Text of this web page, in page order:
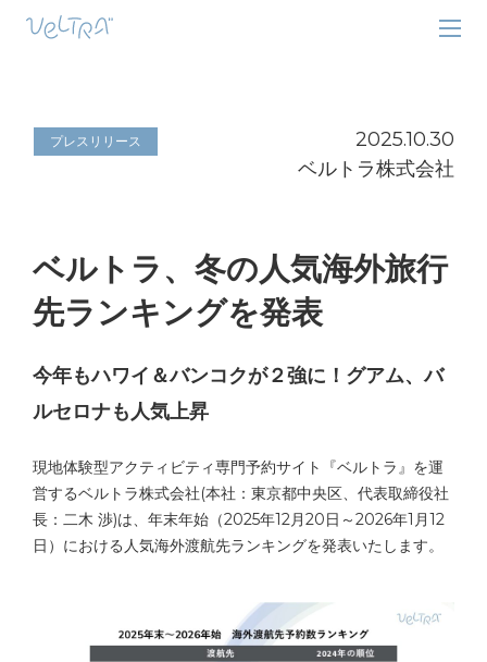
プレスリリース
2025.10.30
ベルトラ株式会社
ベルトラ、冬の人気海外旅行
先ランキングを発表
今年もハワイ＆バンコクが２強に！グアム、バ
ルセロナも人気上昇
現地体験型アクティビティ専門予約サイト『ベルトラ』を運
営するベルトラ株式会社(本社：東京都中央区、代表取締役社
長：二木 渉)は、年末年始（2025年12月20日～2026年1月12
日）における人気海外渡航先ランキングを発表いたします。